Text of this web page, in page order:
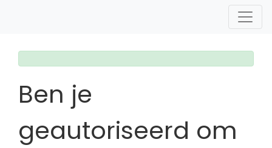
Ben je
geautoriseerd om